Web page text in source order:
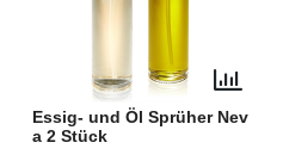
Essig- und Öl Sprüher Nev
a 2 Stück